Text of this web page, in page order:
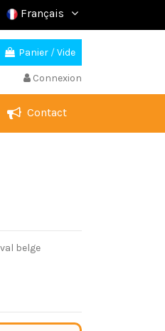
Français
Panier /Vide
Connexion
Contact
belge